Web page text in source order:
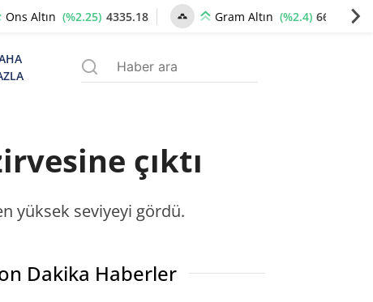
Ons Altın (%2.25) 4335.18 Gram Altın (%2.4) 6648.40
çıktı
yüksek seviyeyi gördü.
Dakika Haberler